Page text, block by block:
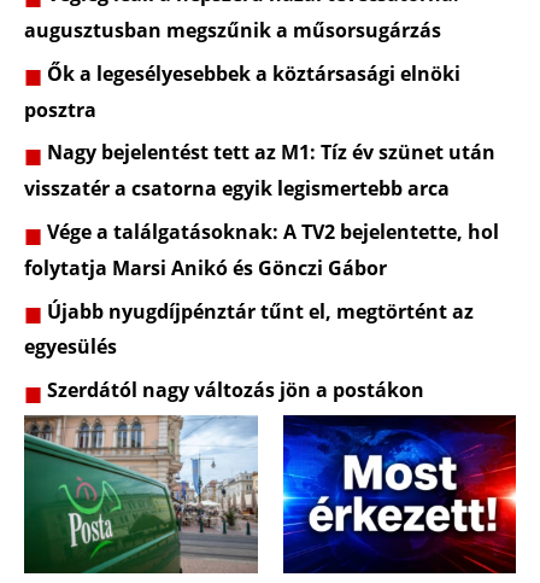
augusztusban megszűnik a műsorsugárzás
Ők a legesélyesebbek a köztársasági elnöki
posztra
Nagy bejelentést tett az M1: Tíz év szünet után
visszatér a csatorna egyik legismertebb arca
Vége a találgatásoknak: A TV2 bejelentette, hol
folytatja Marsi Anikó és Gönczi Gábor
Újabb nyugdíjpénztár tűnt el, megtörtént az
egyesülés
Szerdától nagy változás jön a postákon